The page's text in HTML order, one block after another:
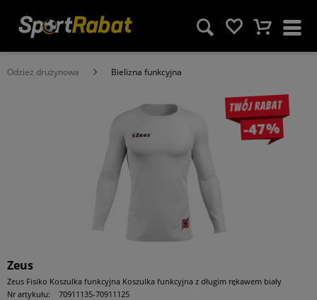
Odzież drużynowa Bielizna funkcyjna
Twój rabat
-47%
Zeus
Zeus Fisiko Koszulka funkcyjna Koszulka funkcyjna z długim rękawem biały
Nr artykułu:
70911135-70911125